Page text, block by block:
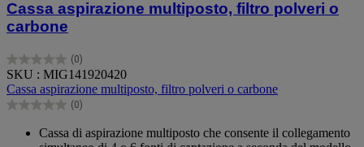
Cassa aspirazione multiposto, filtro polveri o
carbone
(0)
0.0
su
5
stelle.
SKU : MIG141920420
Cassa aspirazione multiposto, filtro polveri o carbone
(0)
0.0
Cassa di aspirazione multiposto che consente il collegamento